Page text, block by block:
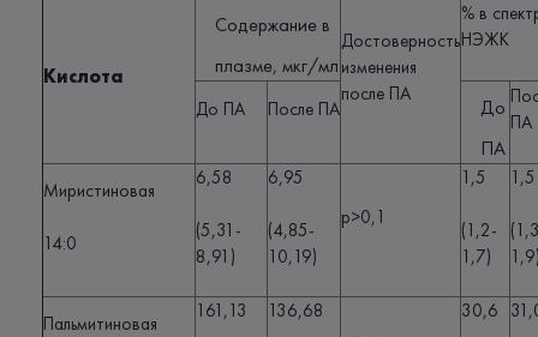
Кислота
Содержание в
плазме, мкг/мл
Достоверность
изменения
после ПА
% в
НЭЖК
До ПА После ПА
До
ПА
ПА
Миристиновая
14:0
6,58
(5,31-
8,91)
6,95
(4,85-
10,19)
p>0,1
1,5
(1,2-
1,7)
1,5
Пальмитиновая
161,13 136,68 30,6